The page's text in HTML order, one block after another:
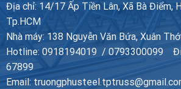
Địa chỉ: 14/17 Ấp Tiền Lân, Xã Bà Điểm,
Tp.HCM
Nhà máy: 138 Nguyễn Văn Bứa, Xuân
Hotline: 0918194019 / 0793300099
67899
Email: